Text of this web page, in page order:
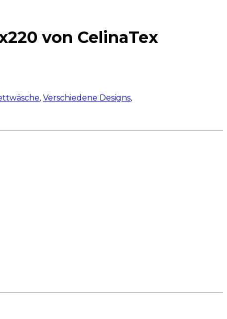
von CelinaTex
, Verschiedene Designs,